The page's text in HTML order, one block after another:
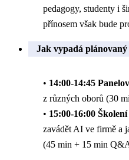
pedagogy, studenty i
přínosem však bude
Jak vypadá
• 14:00-14:45
z různých oborů (30
• 15:00-16:00 Školení
zavádět AI ve firmě a
(45 min + 15 min